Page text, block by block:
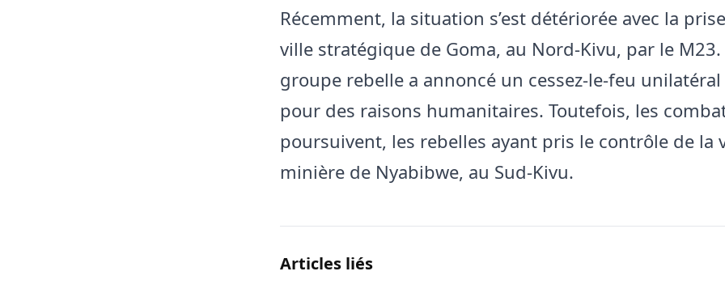
Récemment, la situation s’est détériorée avec la
ville stratégique de Goma, au Nord-Kivu, par le M23.
groupe rebelle a annoncé un cessez-le-feu
pour des raisons humanitaires. Toutefois, les
poursuivent, les rebelles ayant pris le contrôle de la
minière de Nyabibwe, au Sud-Kivu.
Articles liés